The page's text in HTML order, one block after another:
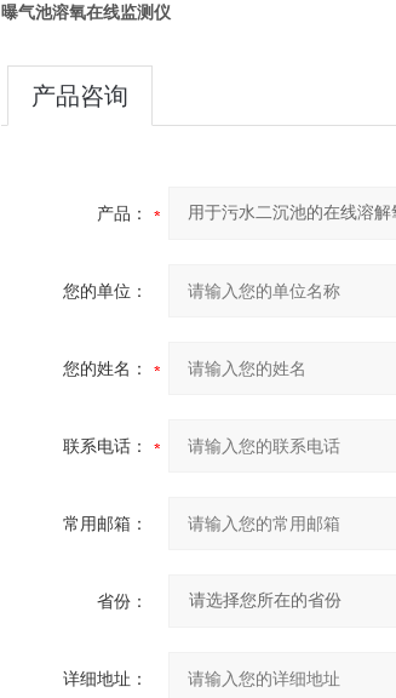
曝气池溶氧在线监测仪
产品咨询
产品：
您的单位：
您的姓名：
联系电话：
常用邮箱：
省份：
详细地址：